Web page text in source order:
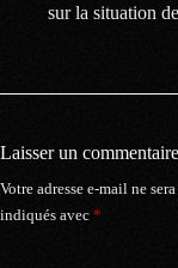
sur la situation
Laisser un commentaire
Votre adresse e-mail ne
indiqués avec *